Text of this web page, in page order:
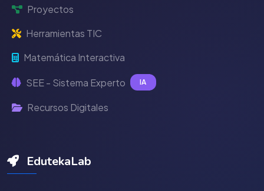
Proyectos
Herramientas TIC
Matemática Interactiva
SEE - Sistema Experto IA
Recursos Digitales
EdutekaLab